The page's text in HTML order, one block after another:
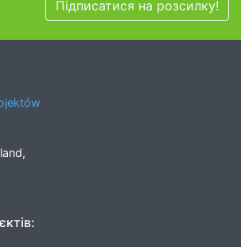
Підписатися на розсилку!